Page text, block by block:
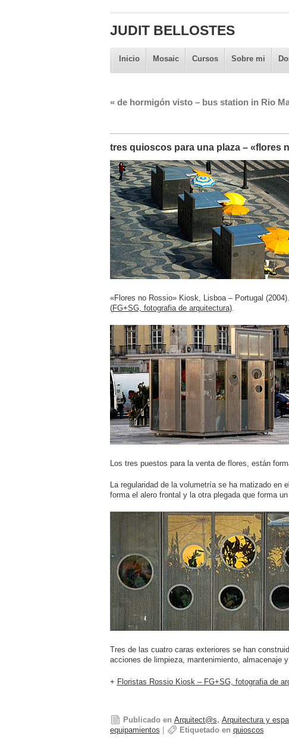
JUDIT BELLOSTES
Inicio Mosaic Cursos Sobre mi
«de hormigón visto – bus station in Rio
tres quioscos para una plaza – «flores
«Flores no Rossio» Kiosk, Lisboa – Portugal
(FG+SG, fotografia de arquitectura).
Los tres puestos para la venta de flores, están
La regularidad de la volumetría se ha matizado en
forma el alero frontal y la otra plegada que forma
Tres de las cuatro caras exteriores se han
acciones de limpieza, mantenimiento, almacenaje
+ Floristas Rossio Kiosk – FG+SG, fotografia de
Publicado en Arquitect@s, Arquitectura y
equipamientos
Etiquetado en quioscos